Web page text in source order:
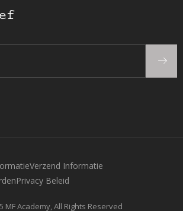
Verzend Informatie
Privacy Beleid
MF Academy, All Rights Reserved